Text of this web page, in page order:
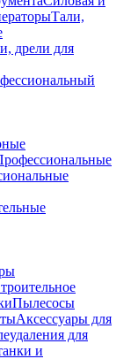
Тали,
дрели для
Пылесосы
Аксессуары для
для
и